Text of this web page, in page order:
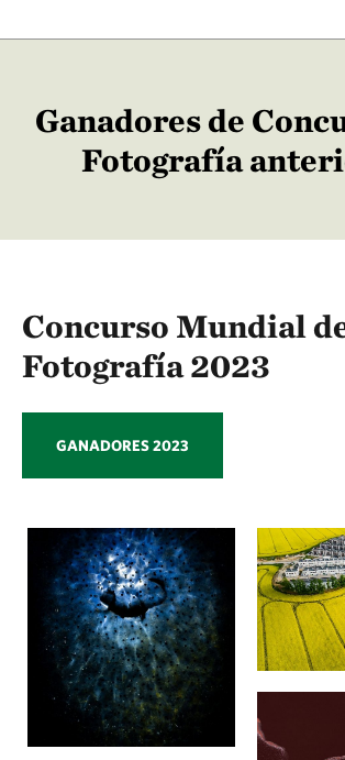
Ganadores de
Fotografía
Concurso Mundial
Fotografía 2023
GANADORES 2023